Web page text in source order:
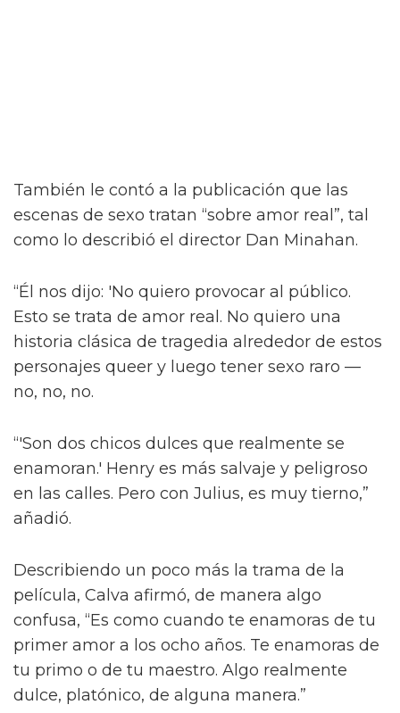
También le contó a la publicación que las
escenas de sexo tratan “sobre amor real”, tal
“Él nos dijo: 'No quiero provocar al público.
Esto se trata de amor real. No quiero una
no, no, no.
“'Son dos chicos dulces que realmente se
enamoran.' Henry es más salvaje y peligroso
en las calles. Pero con Julius, es muy tierno,”
añadió.